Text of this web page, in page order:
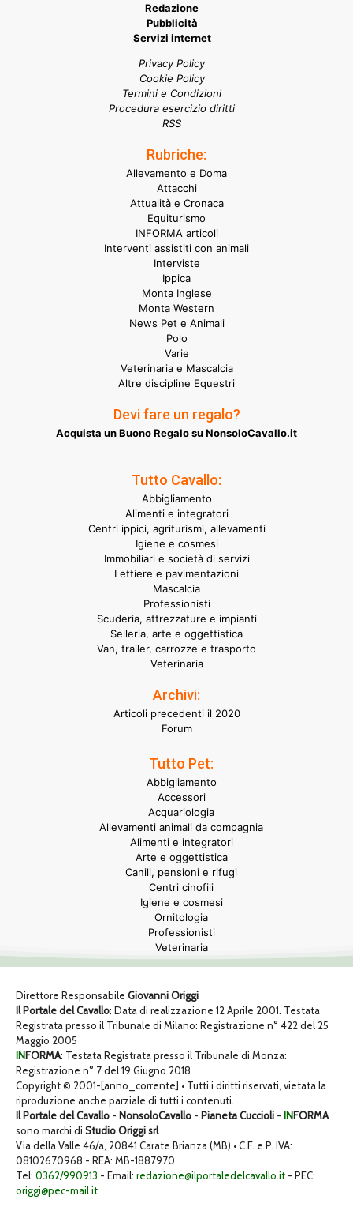
Redazione
Pubblicità
Servizi internet
Privacy Policy
Cookie Policy
Termini e Condizioni
Procedura esercizio diritti
RSS
Rubriche:
Allevamento e Doma
Attacchi
Attualità e Cronaca
Equiturismo
INFORMA articoli
Interventi assistiti con animali
Interviste
Ippica
Monta Inglese
Monta Western
News Pet e Animali
Polo
Varie
Veterinaria e Mascalcia
Altre discipline Equestri
Devi fare un regalo?
Acquista un Buono Regalo su NonsoloCavallo.it
Tutto Cavallo:
Abbigliamento
Alimenti e integratori
Centri ippici, agriturismi, allevamenti
Igiene e cosmesi
Immobiliari e società di servizi
Lettiere e pavimentazioni
Mascalcia
Professionisti
Scuderia, attrezzature e impianti
Selleria, arte e oggettistica
Van, trailer, carrozze e trasporto
Veterinaria
Archivi:
Articoli precedenti il 2020
Forum
Tutto Pet:
Abbigliamento
Accessori
Acquariologia
Allevamenti animali da compagnia
Alimenti e integratori
Arte e oggettistica
Canili, pensioni e rifugi
Centri cinofili
Igiene e cosmesi
Ornitologia
Professionisti
Veterinaria
Direttore Responsabile Giovanni Origgi
Il Portale del Cavallo: Data di realizzazione 12 Aprile 2001. Testata
Registrata presso il Tribunale di Milano: Registrazione n° 422 del 25
Maggio 2005
INFORMA: Testata Registrata presso il Tribunale di Monza:
Registrazione n° 7 del 19 Giugno 2018
Copyright © 2001-[anno_corrente] • Tutti i diritti riservati, vietata la
riproduzione anche parziale di tutti i contenuti.
Il Portale del Cavallo - NonsoloCavallo - Pianeta Cuccioli - INFORMA
sono marchi di Studio Origgi srl
Via della Valle 46/a, 20841 Carate Brianza (MB) • C.F. e P. IVA:
08102670968 - REA: MB-1887970
Tel: 0362/990913 - Email: redazione@ilportaledelcavallo.it - PEC:
origgi@pec-mail.it